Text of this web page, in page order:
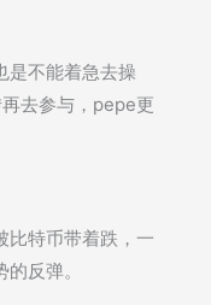
是不能着急去操
去参与，pepe更
比特币带着跌，一
反弹。